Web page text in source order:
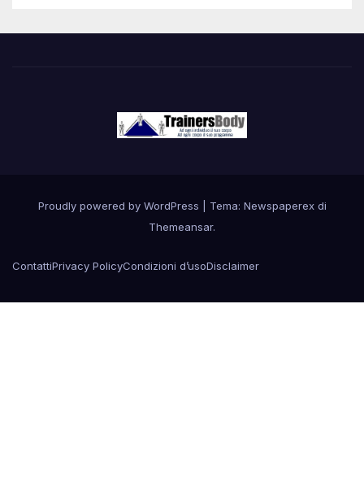
Proudly powered by WordPress
Tema: Newspaperex di
Themeansar.
ContattiPrivacy PolicyCondizioni d’usoDisclaimer